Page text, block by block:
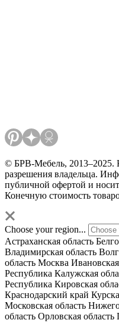
© БРВ-Мебель, 2013–2025.
разрешения владельца.
публичной офертой и
Конечную стоимость
Choose your region...
Астраханская область
Владимирская область
область Москва
Республика Калужская
Республика Кировская
Краснодарский край
Московская область
область Орловская область